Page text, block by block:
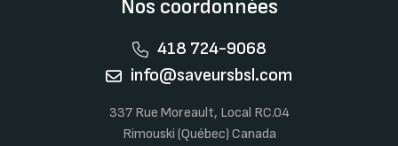
Nos coordonnées
418 724-9068
info@saveursbsl.com
337 Rue Moreault, Local RC.04
Rimouski (Québec) Canada